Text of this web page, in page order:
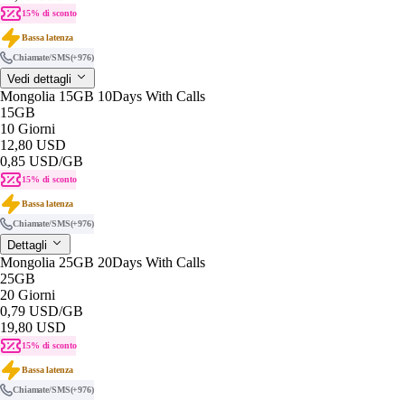
15% di sconto
Bassa latenza
Chiamate/SMS(+976)
Vedi dettagli
Mongolia 15GB 10Days With Calls
15GB
10 Giorni
12,80 USD
0,85 USD/GB
15% di sconto
Bassa latenza
Chiamate/SMS(+976)
Dettagli
Mongolia 25GB 20Days With Calls
25GB
20 Giorni
0,79 USD/GB
19,80 USD
15% di sconto
Bassa latenza
Chiamate/SMS(+976)